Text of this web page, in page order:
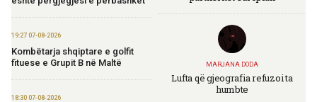
19:27 07-08-2026
Kombëtarja shqiptare e golfit
fituese e Grupit B në Maltë
18:30 07-08-2026
MARJANA DODA
Lufta që gjeografia refuzoi ta
humbte